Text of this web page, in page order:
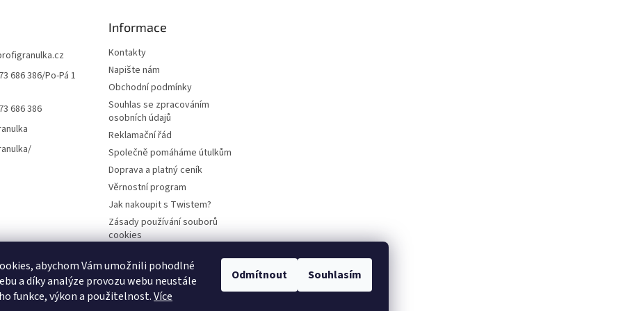
abychom Vám umožnili pohodlné
a díky analýze provozu webu neustále
funkce, výkon a použitelnost.Více
Odmítnout Souhlasím
686 386/Po-Pá 1
686 386
Informace
Kontakty
Napište nám
Obchodní podmínky
Souhlas se zpracováním
osobních údajů
Reklamační řád
Společně pomáháme útulkům
Doprava a platný ceník
Věrnostní program
Jak nakoupit s Twistem?
Zásady používání souborů
cookies
Plemena koček Plemena psů Hlodavci KAMENNÝ OBCHOD